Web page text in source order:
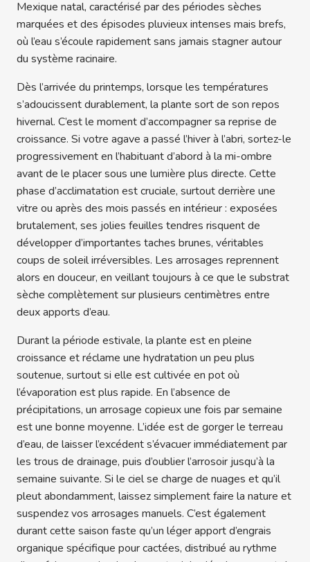
Mexique natal, caractérisé par des périodes sèches
marquées et des épisodes pluvieux intenses mais brefs,
où l’eau s’écoule rapidement sans jamais stagner autour
du système racinaire.
Dès l’arrivée du printemps, lorsque les températures
s’adoucissent durablement, la plante sort de son repos
hivernal. C’est le moment d’accompagner sa reprise de
croissance. Si votre agave a passé l’hiver à l’abri, sortez-le
progressivement en l’habituant d’abord à la mi-ombre
avant de le placer sous une lumière plus directe. Cette
phase d’acclimatation est cruciale, surtout derrière une
vitre ou après des mois passés en intérieur : exposées
brutalement, ses jolies feuilles tendres risquent de
développer d’importantes taches brunes, véritables
coups de soleil irréversibles. Les arrosages reprennent
alors en douceur, en veillant toujours à ce que le substrat
sèche complètement sur plusieurs centimètres entre
deux apports d’eau.
Durant la période estivale, la plante est en pleine
croissance et réclame une hydratation un peu plus
soutenue, surtout si elle est cultivée en pot où
l’évaporation est plus rapide. En l’absence de
précipitations, un arrosage copieux une fois par semaine
est une bonne moyenne. L’idée est de gorger le terreau
d’eau, de laisser l’excédent s’évacuer immédiatement par
les trous de drainage, puis d’oublier l’arrosoir jusqu’à la
semaine suivante. Si le ciel se charge de nuages et qu’il
pleut abondamment, laissez simplement faire la nature et
suspendez vos arrosages manuels. C’est également
durant cette saison faste qu’un léger apport d’engrais
organique spécifique pour cactées, distribué au rythme